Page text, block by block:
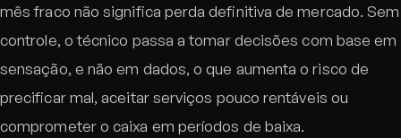
mês fraco não significa perda definitiva de mercado. Sem
controle, o técnico passa a tomar decisões com base em
sensação, e não em dados, o que aumenta o risco de
precificar mal, aceitar serviços pouco rentáveis ou
comprometer o caixa em períodos de baixa.